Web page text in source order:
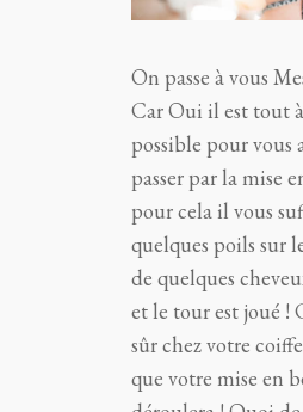
On passe à vous
Car Oui il est tout
possible pour vous
passer par la mise
pour cela il vous
quelques poils sur
de quelques
et le tour est joué !
sûr chez votre
que votre mise en